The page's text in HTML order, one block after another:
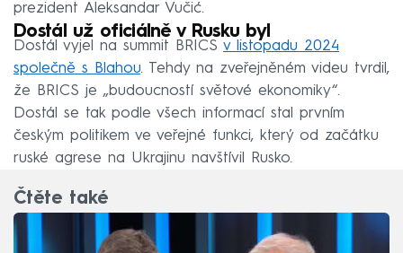
prezident Aleksandar Vučić.
Dostál už oficiálně v Rusku byl
Dostál vyjel na summit BRICS v listopadu 2024
společně s Blahou. Tehdy na zveřejněném videu tvrdil,
že BRICS je „budoucností světové ekonomiky“.
Dostál se tak podle všech informací stal prvním
českým politikem ve veřejné funkci, který od začátku
ruské agrese na Ukrajinu navštívil Rusko.
Čtěte také